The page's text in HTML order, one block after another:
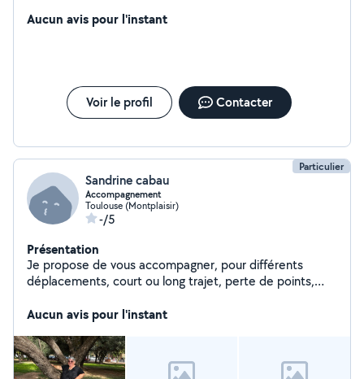
Aucun avis pour l'instant
Voir le profil Contacter
Particulier
Sandrine cabau
Accompagnement
Toulouse (Montplaisir)
-/5
Présentation
Je propose de vous accompagner, pour différents
déplacements, court ou long trajet, perte de points,
Aucun avis pour l'instant